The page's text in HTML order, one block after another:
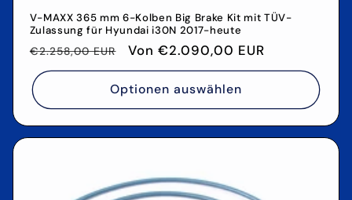
V-MAXX 365 mm 6-Kolben Big Brake Kit mit TÜV-
Zulassung für Hyundai i30N 2017-heute
Normaler
Preis
€2.258,00 EUR Verkaufspreis
Von €2.090,00 EUR
Optionen auswählen